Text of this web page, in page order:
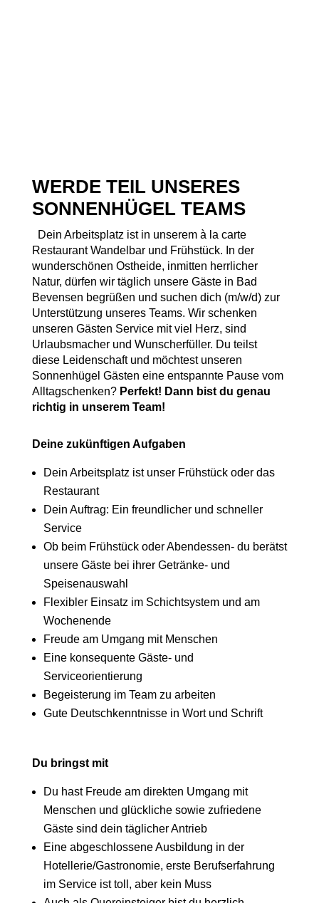
WERDE TEIL UNSERES
SONNENHÜGEL TEAMS
Dein Arbeitsplatz ist in unserem à la carte
Restaurant Wandelbar und Frühstück. In der
wunderschönen Ostheide, inmitten herrlicher
Natur, dürfen wir täglich unsere Gäste in Bad
Bevensen begrüßen und suchen dich (m/w/d) zur
Unterstützung unseres Teams. Wir schenken
unseren Gästen Service mit viel Herz, sind
Urlaubsmacher und Wunscherfüller. Du teilst
diese Leidenschaft und möchtest unseren
Sonnenhügel Gästen eine entspannte Pause vom
Alltagschenken? Perfekt! Dann bist du genau
richtig in unserem Team!
Deine zukünftigen Aufgaben
Dein Arbeitsplatz ist unser Frühstück oder das
Restaurant
Dein Auftrag: Ein freundlicher und schneller
Service
Ob beim Frühstück oder Abendessen- du berätst
unsere Gäste bei ihrer Getränke- und
Speisenauswahl
Flexibler Einsatz im Schichtsystem und am
Wochenende
Freude am Umgang mit Menschen
Eine konsequente Gäste- und
Serviceorientierung
Begeisterung im Team zu arbeiten
Gute Deutschkenntnisse in Wort und Schrift
Du bringst mit
Du hast Freude am direkten Umgang mit
Menschen und glückliche sowie zufriedene
Gäste sind dein täglicher Antrieb
Eine abgeschlossene Ausbildung in der
Hotellerie/Gastronomie, erste Berufserfahrung
im Service ist toll, aber kein Muss